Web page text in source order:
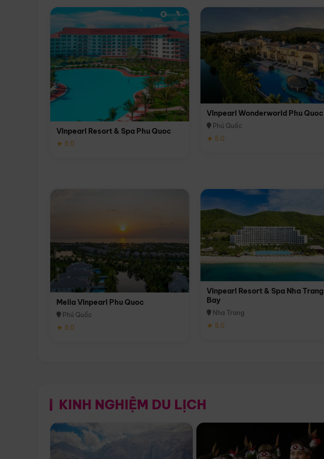
Vinpearl Resort & Spa Phu Quoc
★ 5.0
Vinpearl Wonderworld Phu Quoc
Phú Quốc
★ 5.0
Melia Vinpearl Phu Quoc
Phú Quốc
★ 5.0
Vinpearl Resort & Spa Nha Trang
Bay
Nha Trang
★ 5.0
KINH NGHIỆM DU LỊCH